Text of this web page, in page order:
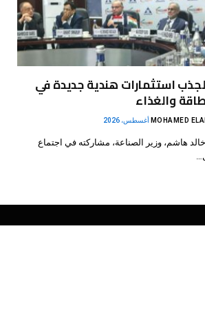
استثمارات هندية جديدة في
والغذاء
MOHAMED
هاشم، وزير الصناعة، مشاركته في اجتماع